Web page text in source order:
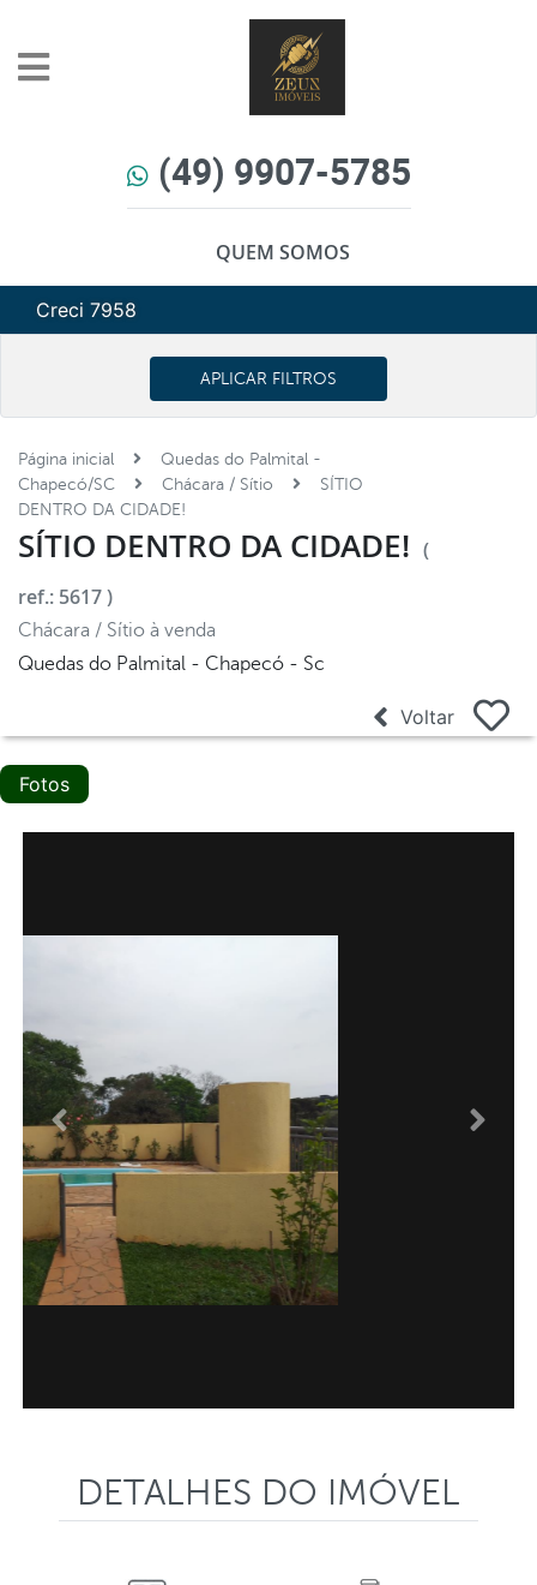
(49) 9907-5785
QUEM SOMOS
Creci 7958
APLICAR FILTROS
Página inicial
Quedas do Palmital -
Chapecó/SC
Chácara / Sítio
SÍTIO
DENTRO DA CIDADE!
SÍTIO DENTRO DA CIDADE! (
ref.: 5617 )
Chácara / Sítio à venda
Quedas do Palmital - Chapecó - Sc
Voltar
Fotos
Anterior
DETALHES DO IMÓVEL